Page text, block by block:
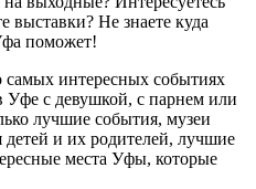
Не знаете куда
поможет!
интересных событиях
с девушкой, с парнем или
лучшие события, музеи
и их родителей, лучшие
места Уфы, которые